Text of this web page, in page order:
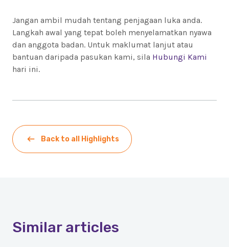
Jangan ambil mudah tentang penjagaan luka anda.
Langkah awal yang tepat boleh menyelamatkan nyawa
dan anggota badan. Untuk maklumat lanjut atau
bantuan daripada pasukan kami, sila Hubungi Kami
hari ini.
Back to all Highlights
Similar articles